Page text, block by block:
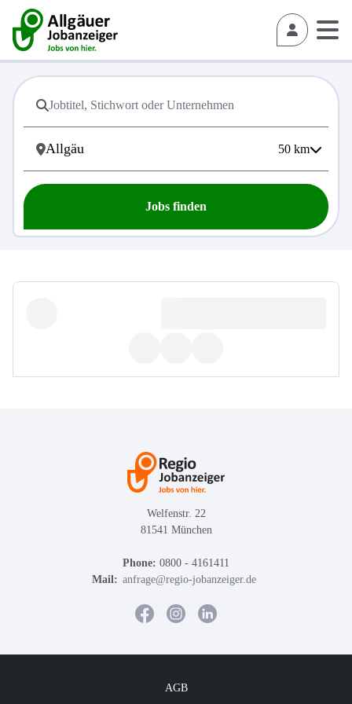
50 km
Jobs finden
Welfenstr. 22
81541 München
Phone: 0800 - 4161411
Mail: anfrage@regio-jobanzeiger.de
AGB